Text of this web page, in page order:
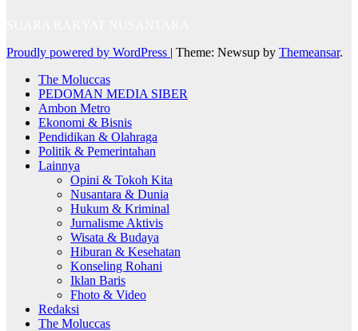
Proudly powered by WordPress | Theme: Newsup by Themeansar.
The Moluccas
PEDOMAN MEDIA SIBER
Ambon Metro
Ekonomi & Bisnis
Pendidikan & Olahraga
Politik & Pemerintahan
Lainnya
Opini & Tokoh Kita
Nusantara & Dunia
Hukum & Kriminal
Jurnalisme Aktivis
Wisata & Budaya
Hiburan & Kesehatan
Konseling Rohani
Iklan Baris
Fhoto & Video
Redaksi
The Moluccas